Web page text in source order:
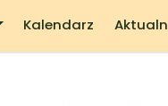
Kalendarz